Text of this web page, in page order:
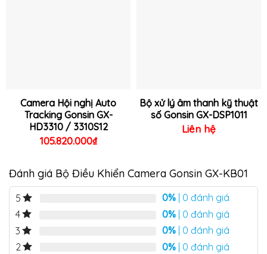
Camera Hội nghị Auto
Tracking Gonsin GX-
HD3310 / 3310S12
105.820.000₫
Bộ xử lý âm thanh kỹ thuật
số Gonsin GX-DSP1011
Liên hệ
Đánh giá Bộ Điều Khiển Camera Gonsin GX-KB01
5 0% | 0 đánh giá
4
0% | 0 đánh giá
3
0% | 0 đánh giá
2
0% | 0 đánh giá